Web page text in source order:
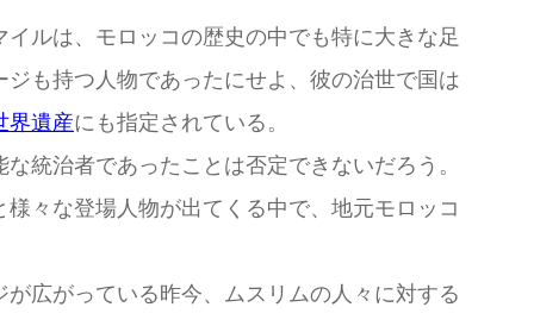
ルは、モロッコの歴史の中でも特に大きな足
も持つ人物であったにせよ、彼の治世で国は
界遺産にも指定されている。
統治者であったことは否定できないだろう。
々な登場人物が出てくる中で、地元モロッコ
広がっている昨今、ムスリムの人々に対する